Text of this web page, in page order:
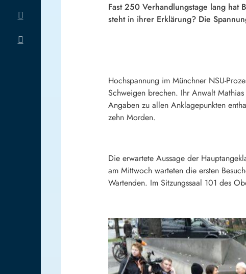
Fast 250 Verhandlungstage lang hat
steht in ihrer Erklärung? Die
Hochspannung im Münchner NSU-
Schweigen brechen. Ihr Anwalt
Angaben zu allen Anklagepunkten
zehn Morden.
Die erwartete Aussage der
am Mittwoch warteten die ersten
Wartenden. Im Sitzungssaal 101 des